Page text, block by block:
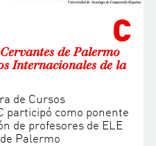
C
de Palermo
Internacionales de la
de Cursos
participó como ponente
de profesores de ELE
Palermo